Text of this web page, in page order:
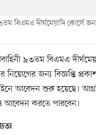
বিএমএ দীর্ঘমেয়াদি কোর্সে
৯৩তম বিএমএ
নিয়োগের জন্য বিজ্ঞপ্তি
আবেদন শুরু হয়েছে।
আবেদন করতে পারবেন।